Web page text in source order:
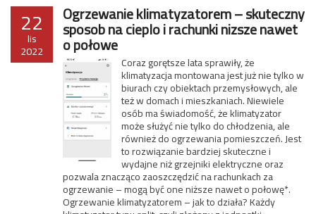
22
lis
2022
Ogrzewanie klimatyzatorem – skuteczny
sposob na cieplo i rachunki nizsze nawet
o połowe
Coraz gorętsze lata sprawiły, że
klimatyzacja montowana jest już nie tylko w
biurach czy obiektach przemysłowych, ale
też w domach i mieszkaniach. Niewiele
osób ma świadomość, że klimatyzator
może służyć nie tylko do chłodzenia, ale
również do ogrzewania pomieszczeń. Jest
to rozwiązanie bardziej skuteczne i
wydajne niż grzejniki elektryczne oraz
pozwala znacząco zaoszczędzić na rachunkach za
ogrzewanie – mogą być one niższe nawet o połowę*.
Ogrzewanie klimatyzatorem – jak to działa? Każdy